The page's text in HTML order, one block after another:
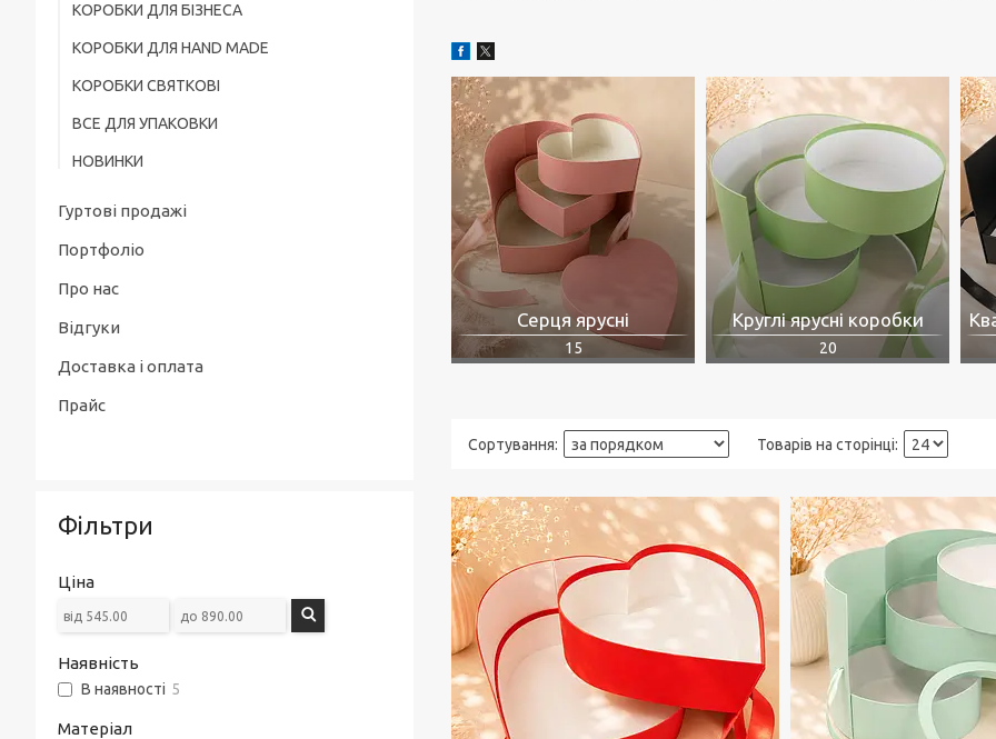
Серця ярусні
15
Круглі ярусні коробки
20
КОРОБКИ ДЛЯ БІЗНЕСА
КОРОБКИ ДЛЯ HAND MADE
КОРОБКИ СВЯТКОВІ
ВСЕ ДЛЯ УПАКОВКИ
НОВИНКИ
Гуртові продажі
Портфоліо
Про нас
Відгуки
Доставка і оплата
Прайс
Фільтри
Ціна
Наявність
В наявності 5
Матеріал